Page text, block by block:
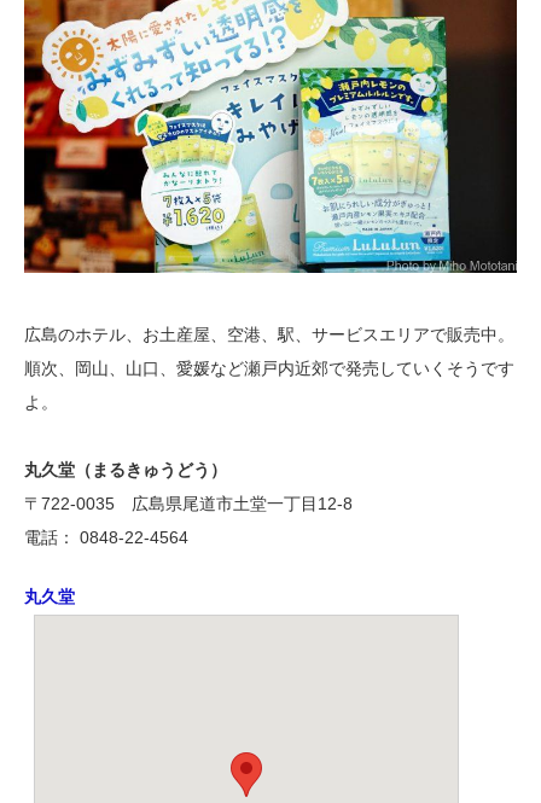
広島のホテル、お土産屋、空港、駅、サービスエリアで販売中。
順次、岡山、山口、愛媛など瀬戸内近郊で発売していくそうです
よ。
丸久堂（まるきゅうどう）
〒722-0035 広島県尾道市土堂一丁目12-8
電話： 0848-22-4564
丸久堂